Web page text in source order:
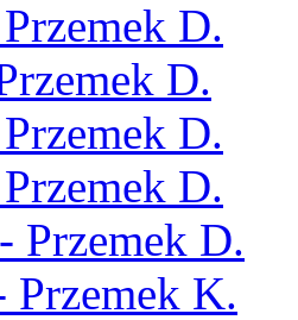
D.
D.
D.
D.
Przemek D.
Przemek K.